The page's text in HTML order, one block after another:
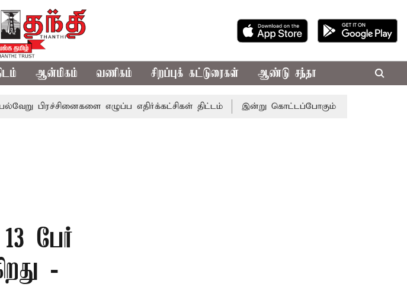
ஆன்மிகம் வணிகம் சிறப்புக் கட்டுரைகள் ஆண்டு சந்தா
எழுப்ப எதிர்க்கட்சிகள் திட்டம் இன்று கொட்டப்போகும் கனமழை.. எந்தெந்த
13 பேர்
-